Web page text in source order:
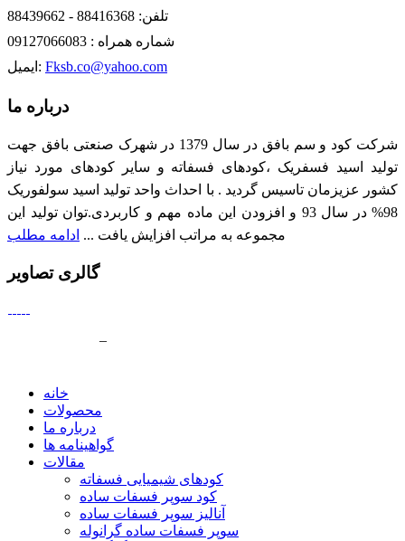
تلفن: 88416368 - 88439662
شماره همراه : 09127066083
ایمیل: Fksb.co@yahoo.com
درباره ما
شرکت کود و سم بافق در سال 1379 در شهرک صنعتی بافق جهت
تولید اسید فسفریک ،کودهای فسفاته و سایر کودهای مورد نیاز
کشور عزیزمان تاسیس گردید . با احداث واحد تولید اسید سولفوریک
98% در سال 93 و افزودن این ماده مهم و کاربردی.توان تولید این
مجموعه به مراتب افزایش یافت ... ادامه مطلب
گالری تصاویر
بسي گرافيک–
خانه
محصولات
درباره ما
گواهینامه ها
مقالات
کودهای شیمیایی فسفاته
کود سوپر فسفات ساده
آنالیز سوپر فسفات ساده
سوپر فسفات ساده گرانوله